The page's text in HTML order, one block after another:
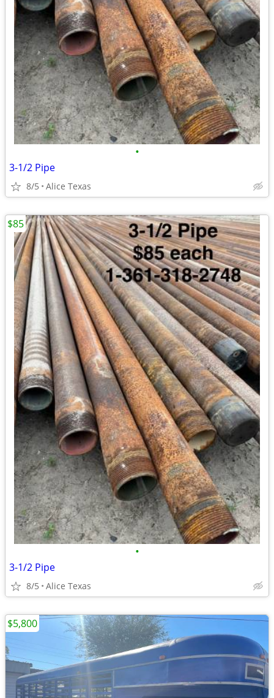
•
3-1/2 Pipe
8/5 Alice Texas
•
3-1/2 Pipe
8/5 Alice Texas
$85
$5,800